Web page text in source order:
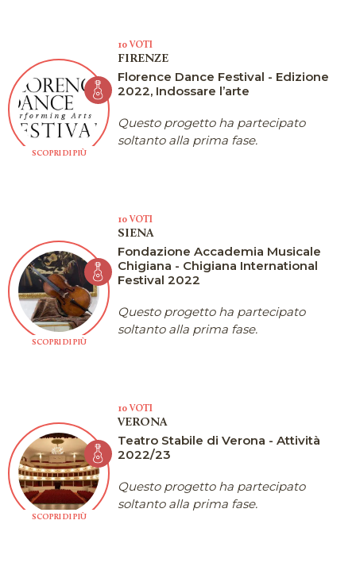
SCOPRI DI PIÙ
10 VOTI
FIRENZE
Florence Dance Festival - Edizione
2022, Indossare l’arte
Questo progetto ha partecipato
soltanto alla prima fase.
SCOPRI DI PIÙ
10 VOTI
SIENA
Fondazione Accademia Musicale
Chigiana - Chigiana International
Festival 2022
Questo progetto ha partecipato
soltanto alla prima fase.
SCOPRI DI PIÙ
10 VOTI
VERONA
Teatro Stabile di Verona - Attività
2022/23
Questo progetto ha partecipato
soltanto alla prima fase.